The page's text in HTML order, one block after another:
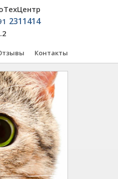
2311414
Контакты